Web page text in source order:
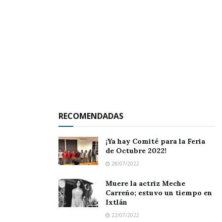
RECOMENDADAS
¡Ya hay Comité para la Feria
de Octubre 2022!
28/07/2022
Muere la actriz Meche
Carreño; estuvo un tiempo en
Ixtlán
22/07/2022